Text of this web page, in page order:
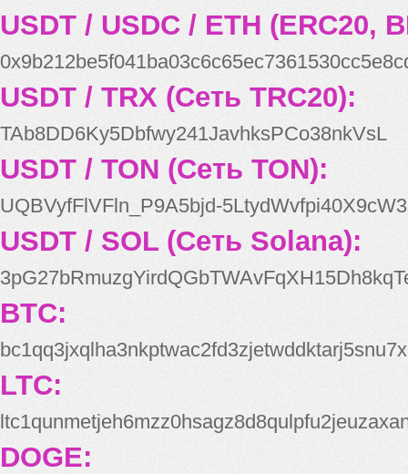
USDT / USDC / ETH (ERC20,
USDT / TRX (Сеть TRC20):
TAb8DD6Ky5Dbfwy241JavhksPCo38nkVsL
USDT / TON (Сеть TON):
UQBVyfFlVFln_P9A5bjd-
USDT / SOL (Сеть Solana):
BTC:
bc1qq3jxqlha3nkptwac2fd3zjetwddktarj5snu7x
LTC:
DOGE: